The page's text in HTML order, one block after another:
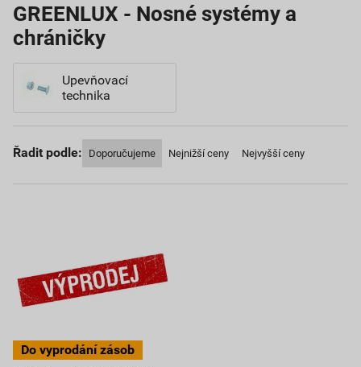
GREENLUX - Nosné systémy a
chráničky
Upevňovací
technika
Řadit podle: Doporučujeme Nejnižší ceny Nejvyšší ceny